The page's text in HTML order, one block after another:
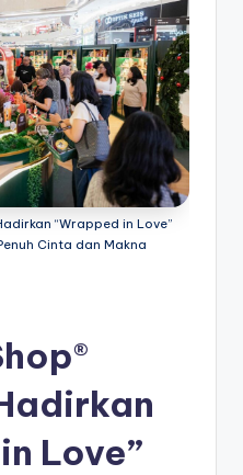
“Wrapped in Love”
Cinta dan Makna
Love”